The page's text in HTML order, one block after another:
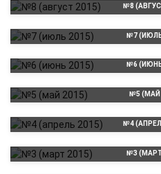
№8
№7 (ИЮЛЬ
№6 (ИЮНЬ
№5 (МАЙ
№4
№3 (МАРТ